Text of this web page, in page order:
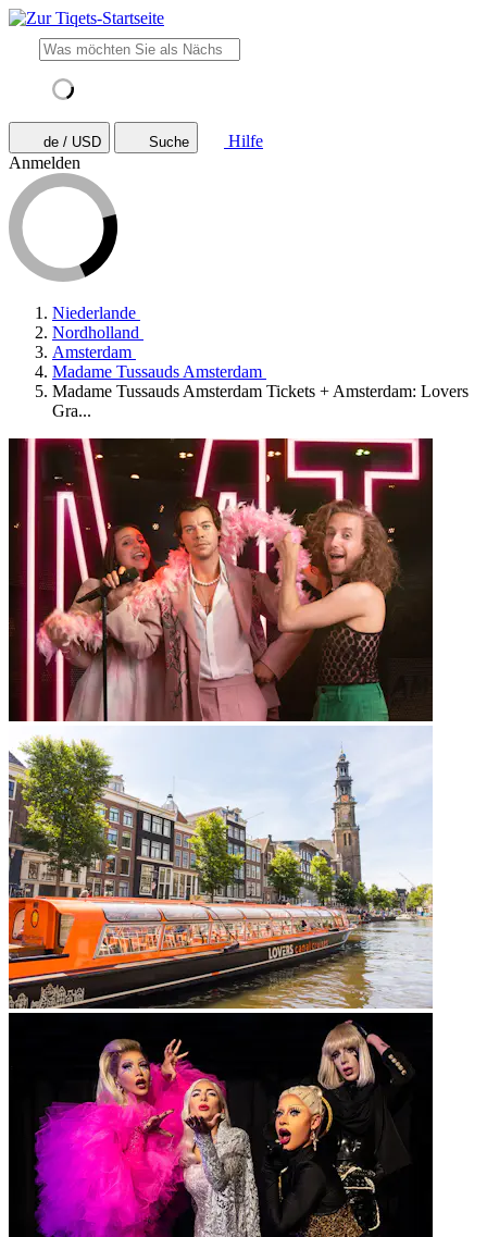
de / USD Suche
Hilfe
Anmelden
Niederlande
Nordholland
Amsterdam
Madame Tussauds Amsterdam
Madame Tussauds Amsterdam Tickets + Amsterdam: Lovers
Gra...